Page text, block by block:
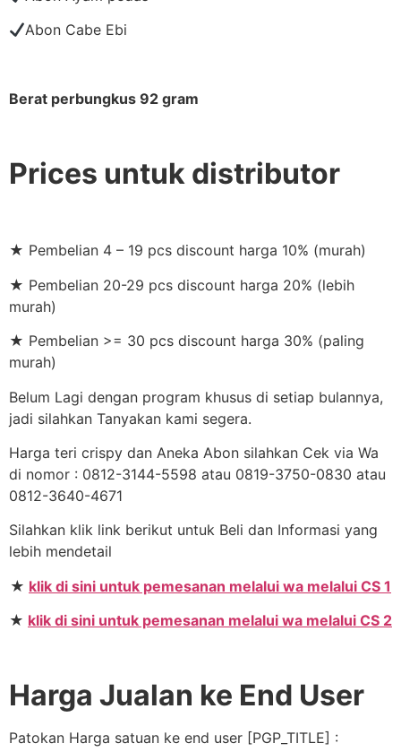
Abon Cabe Ebi
Berat perbungkus 92 gram
Prices untuk distributor
★ Pembelian 4 – 19 pcs discount harga 10% (murah)
★ Pembelian 20-29 pcs discount harga 20% (lebih
murah)
★ Pembelian >= 30 pcs discount harga 30% (paling
murah)
Belum Lagi dengan program khusus di setiap bulannya,
jadi silahkan Tanyakan kami segera.
Harga teri crispy dan Aneka Abon silahkan Cek via Wa
di nomor : 0812-3144-5598 atau 0819-3750-0830 atau
0812-3640-4671
Silahkan klik link berikut untuk Beli dan Informasi yang
lebih mendetail
★ klik di sini untuk pemesanan melalui wa melalui CS 1
★ klik di sini untuk pemesanan melalui wa melalui CS 2
Harga Jualan ke End User
Patokan Harga satuan ke end user [PGP_TITLE] :